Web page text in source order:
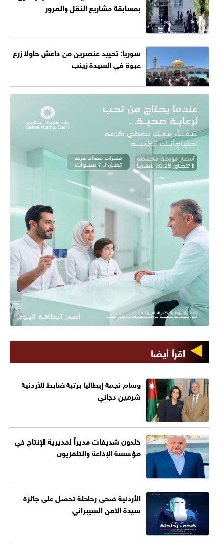
بمسابقة مشاريع النقل والمرور
سوريا: تحييد عنصرين من داعش حاولا زرع
عبوة في السيدة زينب
اقرأ أيضا
وسام نجمة إيطاليا برتبة ضابط للأردنية
شرمين دجاني
خلدون شديفات مديراً لمديرية الإنتاج في
مؤسسة الإذاعة والتلفزيون
الأردنية ضحى رحاحلة تحصل على جائزة
سيدة الامن السيبراني